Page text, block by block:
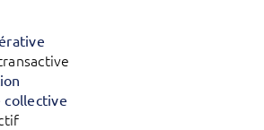
collective